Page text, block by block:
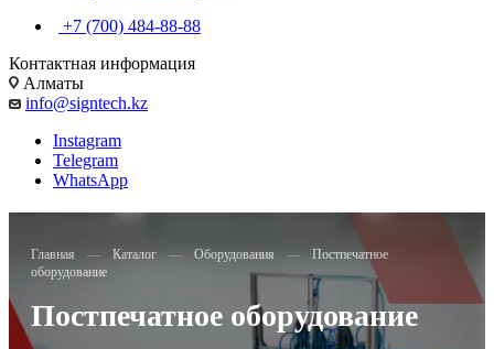
+7 (700) 484-88-88
Контактная информация
Алматы
info@signtech.kz
Instagram
Telegram
WhatsApp
Главная — Каталог — Оборудования —
Постпечатное
оборудование
Постпечатное оборудование